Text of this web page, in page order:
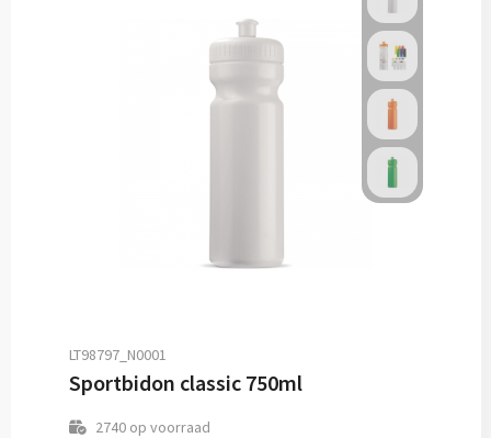
LT98797_N0001
Sportbidon classic 750ml
2740op voorraad